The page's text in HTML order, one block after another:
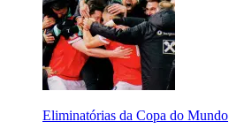
Eliminatórias da Copa do Mundo